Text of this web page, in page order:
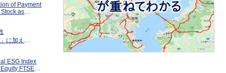
of Payment
as
に加え
ESG Index
FTSE